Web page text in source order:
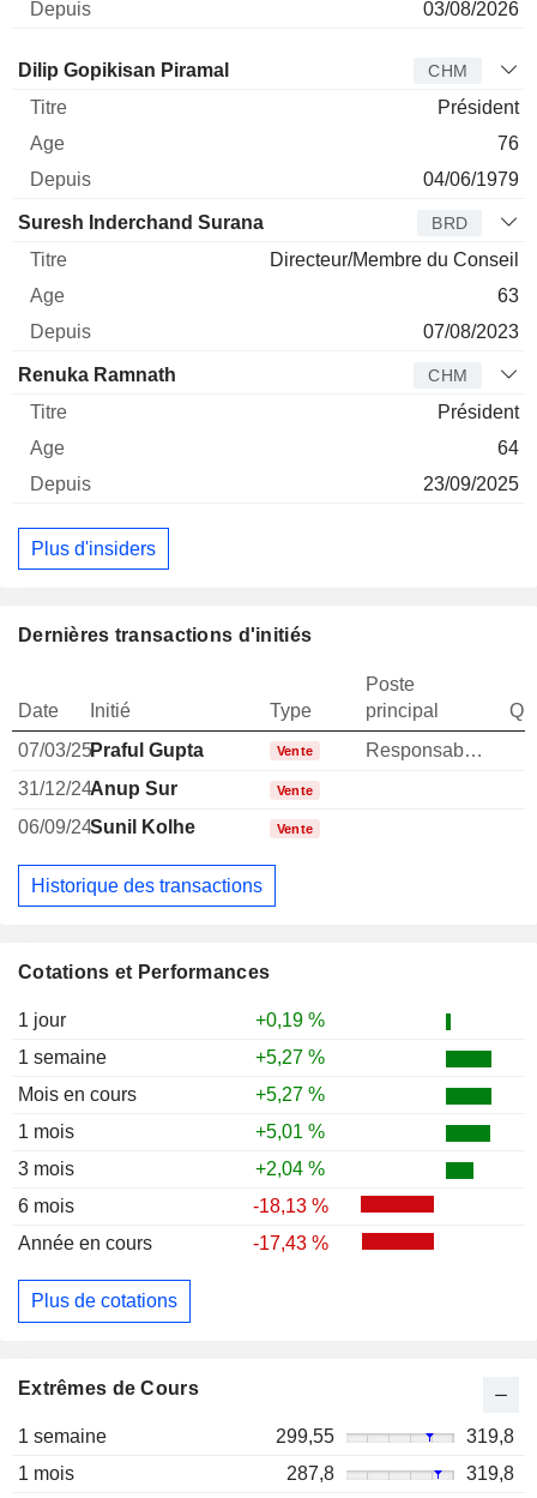
Cotations et Performances
1 jour
+0,19 %
1 semaine
+5,27 %
Mois en cours
+5,27 %
1 mois
+5,01 %
3 mois
+2,04 %
6 mois
-18,13 %
Année en cours
-17,43 %
Plus de cotations
Extrêmes de Cours
1 semaine 299,55
319,8
1 mois
287,8
319,8
03/08/2026
Administrateur Titre Age
Dilip Gopikisan Piramal CHM
Président
76
04/06/1979
Suresh Inderchand Surana BRD
Directeur/Membre du Conseil
63
07/08/2023
Renuka Ramnath CHM
Président
64
23/09/2025
Plus d'insiders
Dernières transactions d'initiés
Date Initié Type
Poste
principal
07/03/25Praful Gupta Vente Responsable ventes & marketing
31/12/24Anup Sur Vente
06/09/24Sunil Kolhe Vente
Historique des transactions